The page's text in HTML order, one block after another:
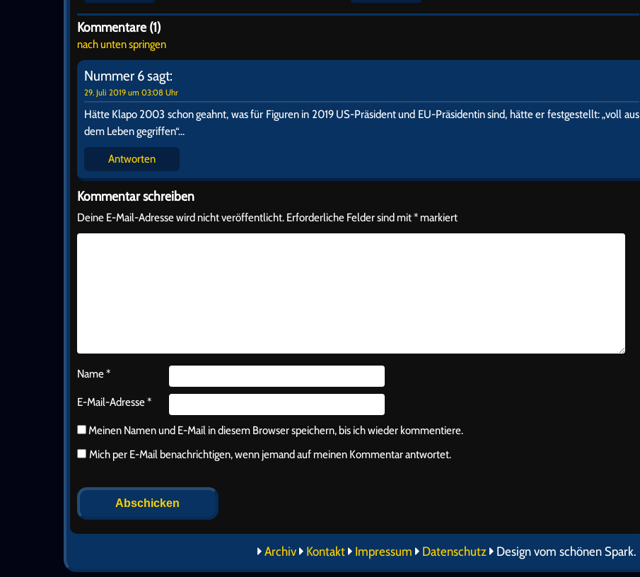
Kommentare (1)
nach unten springen
Nummer 6sagt:
29. Juli 2019 um 03:08 Uhr
Hätte Klapo 2003 schon geahnt, was für Figuren in 2019 US-Präsident und EU-Präsidentin sind, hätte er festgestellt: „voll aus
dem Leben gegriffen“…
Antworten
Kommentar schreiben
Deine E-Mail-Adresse wird nicht veröffentlicht. Erforderliche Felder sind mit*markiert
Name*
E-Mail-Adresse*
Meinen Namen und E-Mail in diesem Browser speichern, bis ich wieder kommentiere.
Mich per E-Mail benachrichtigen, wenn jemand auf meinen Kommentar antwortet.
Alternative:
Archiv Kontakt Impressum Datenschutz Design vom schönen Spark.